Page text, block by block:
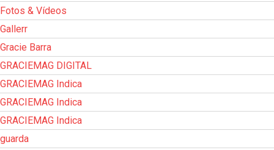
Fotos & Vídeos
Gallerr
Gracie Barra
GRACIEMAG DIGITAL
GRACIEMAG Indica
GRACIEMAG Indica
GRACIEMAG Indica
guarda